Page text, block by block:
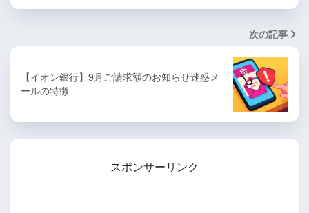
次の記事
【イオン銀行】9月ご請求額のお知らせ迷惑メ
ールの特徴
スポンサーリンク